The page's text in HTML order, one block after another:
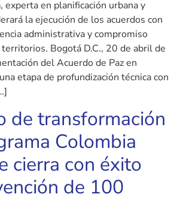
experta en planificación urbana y
la ejecución de los acuerdos con
administrativa y compromiso
Bogotá D.C., 20 de abril de
del Acuerdo de Paz en
etapa de profundización técnica con
de transformación
Colombia
cierra con éxito
de 100